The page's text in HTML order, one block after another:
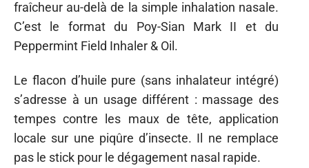
fraîcheur au-delà de la simple inhalation nasale.
C’est le format du Poy-Sian Mark II et du
Peppermint Field Inhaler & Oil.
Le flacon d’huile pure (sans inhalateur intégré)
s’adresse à un usage différent : massage des
tempes contre les maux de tête, application
locale sur une piqûre d’insecte. Il ne remplace
pas le stick pour le dégagement nasal rapide.